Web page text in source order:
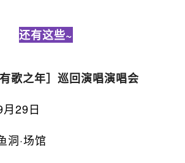
还有这些~
歌之年］巡回演唱演唱会
29日
洞·场馆